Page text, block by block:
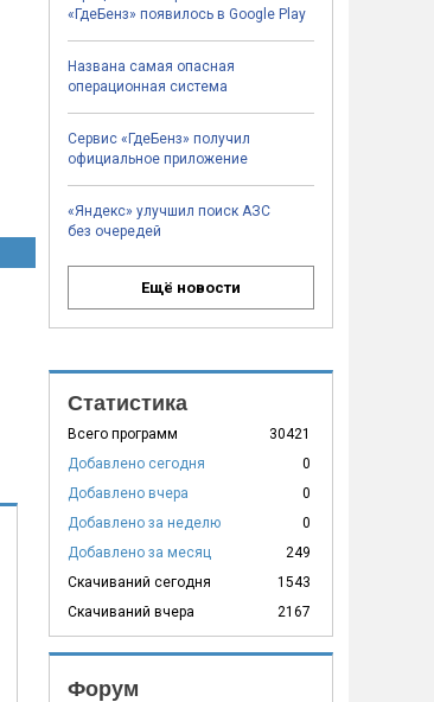
«ГдеБенз» появилось в Google Play
Названа самая опасная
операционная система
Сервис «ГдеБенз» получил
официальное приложение
«Яндекс» улучшил поиск АЗС
без очередей
Ещё новости
Статистика
Всего программ
30421
Добавлено сегодня
0
Добавлено вчера
0
Добавлено за неделю
0
Добавлено за месяц
249
Скачиваний сегодня
1543
Скачиваний вчера
2167
Форум